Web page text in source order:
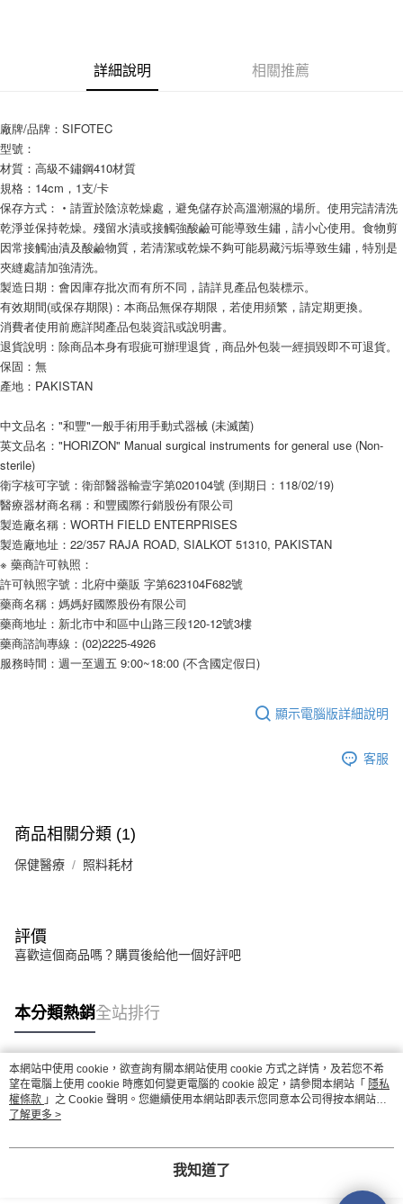
相關說明
【關於「AFTEE先享後付」】
AFTEE先享後付是「在收到商品之後才付款」的支付方式。 讓您購物簡單
便利好安心！
１．簡單：不需註冊會員、不需綁卡、不需儲值。
２．便利：只要手機號碼，簡訊認證，即可結帳。
３．安心：先確認商品／服務後，再付款。
【「AFTEE先享後付」結帳流程】
１．於結帳方式選擇「AFTEE先享後付」後，將跳轉至「AFTEE先享後付」
結帳頁面，進行簡訊認證並確認金額後，即可完成結帳。
２．訂單成立數日內，您將收到繳費通知簡訊。
３．收到繳費通知簡訊後14天內，點擊此簡訊中的連結，可透過四大超商／
ATM／網路銀行／等多元方式進行付款，方視為交易完成。
※ 請注意：結帳手續完成當下不需立刻繳費，但若您需要取消訂單，請聯絡
購買商品的店家。未經商家同意取消之訂單仍視為有效，需透過AFTEE先享
※ 交易是否成功請以「AFTEE先享後付 」之結帳頁面顯示為準，若有關於
是否繳費成功／繳費後需取消欲退款等相關疑問，請聯繫「AFTEE先享後付
客戶支援中心」https://netprotections.freshdesk.com/support/home
【注意事項】
１．透過由恩沛科技股份有限公司提供之「AFTEE先享後付」服務完成之交
易，需依本服務之必要範圍內提供個人資料，並將交易相關給付款項請求債
權轉讓予恩沛科技股份有限公司。
２．關於個人資料處理事宜，請瀏覽以下網址：
https://aftee.tw/terms/#terms3
３．未成年的使用者請事先徵得法定代理人或監護人之同意方可使用
「AFTEE先享後付」，若未經同意申辦者引起之損失，本公司不負相關責
任。
４．使用「AFTEE先享後付」時，將依據個別帳號之用戶狀況，依本公司即
時審查核予不同之上限額度；若仍有額度不足之情形，本公司將視審查結果
請求用戶進行身份認證。
ATM付款
運送方式
全家取貨付款
每筆NT$60，滿NT$590(含以上)免運費
付款後全家取貨
每筆NT$60，滿NT$590(含以上)免運費
7-11取貨付款
每筆NT$60，滿NT$590(含以上)免運費
付款後7-11取貨
每筆NT$60，滿NT$590(含以上)免運費
宅配
每筆NT$100，滿NT$590(含以上)免運費
離島宅配
每筆NT$150，滿NT$890(含以上)免運費
詳細說明 相關推薦
廠牌/品牌：SIFOTEC
型號：
材質：高級不鏽鋼410材質
規格：14cm，1支/卡
保存方式：‧請置於陰涼乾燥處，避免儲存於高溫潮濕的場所。使用完請清洗
乾淨並保持乾燥。殘留水漬或接觸強酸鹼可能導致生鏽，請小心使用。食物剪
因常接觸油漬及酸鹼物質，若清潔或乾燥不夠可能易藏污垢導致生鏽，特別是
夾縫處請加強清洗。
製造日期：會因庫存批次而有所不同，請詳見產品包裝標示。
有效期間(或保存期限)：本商品無保存期限，若使用頻繁，請定期更換。
消費者使用前應詳閱產品包裝資訊或說明書。
退貨說明：除商品本身有瑕疵可辦理退貨，商品外包裝一經損毀即不可退貨。
保固：無
產地：PAKISTAN
中文品名："和豐"一般手術用手動式器械 (未滅菌)
英文品名："HORIZON" Manual surgical instruments for general use (Non-
sterile)
衛字核可字號：衛部醫器輸壹字第020104號 (到期日：118/02/19)
醫療器材商名稱：和豐國際行銷股份有限公司
製造廠名稱：WORTH FIELD ENTERPRISES
製造廠地址：22/357 RAJA ROAD, SIALKOT 51310, PAKISTAN
※ 藥商許可執照：
許可執照字號：北府中藥販 字第623104F682號
藥商名稱：媽媽好國際股份有限公司
藥商地址：新北市中和區中山路三段120-12號3樓
藥商諮詢專線：(02)2225-4926
服務時間：週一至週五 9:00~18:00 (不含國定假日)
顯示電腦版詳細說明
客服
商品相關分類 (1)
保健醫療 照料耗材
評價
喜歡這個商品嗎？購買後給他一個好評吧
本分類熱銷全站排行
熱門標籤
本網站中使用 cookie，欲查詢有關本網站使用 cookie 方式之詳情，及若您不希
望在電腦上使用 cookie 時應如何變更電腦的 cookie 設定，請參閱本網站「 隱私
權條款 」之 Cookie 聲明。您繼續使用本網站即表示您同意本公司得按本網站使
用條款之 Cookie 聲明使用 cookie。
了解更多 >
我知道了